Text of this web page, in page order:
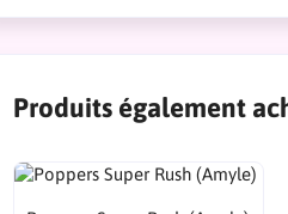
Produits également